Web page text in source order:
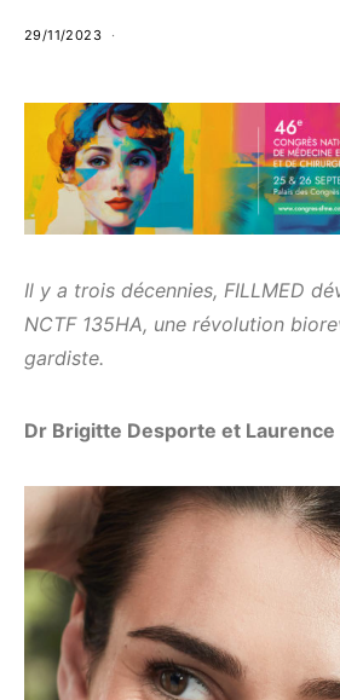
29/11/2023
Il y a trois décennies, FILLMED
NCTF 135HA, une révolution
gardiste.
Dr Brigitte Desporte et Laurence